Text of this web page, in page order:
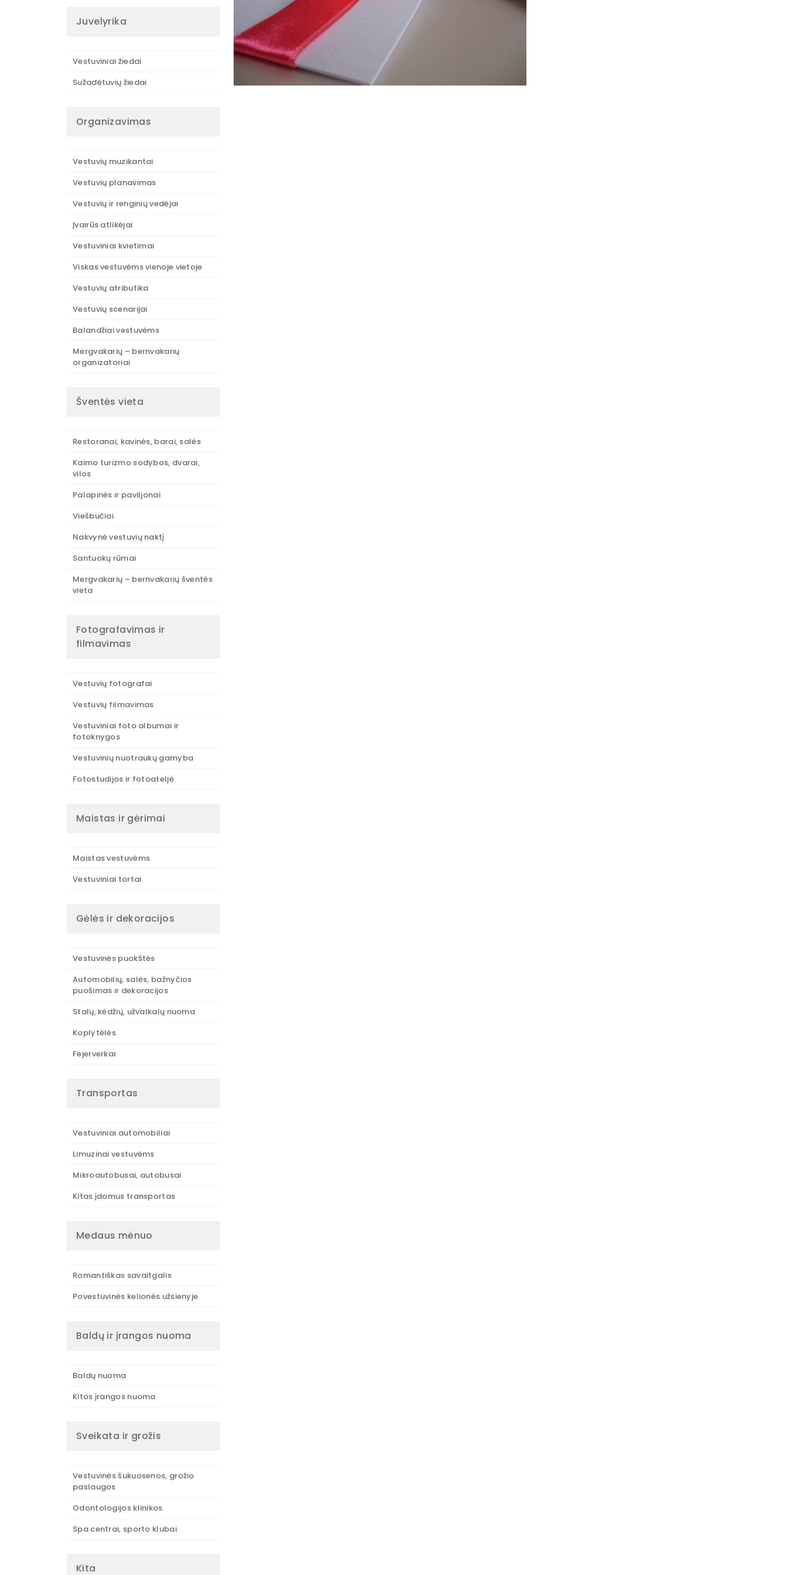
Juvelyrika
Vestuviniai žiedai
Sužadėtuvių žiedai
Organizavimas
Vestuvių muzikantai
Vestuvių planavimas
Vestuvių ir renginių vedėjai
Įvairūs atlikėjai
Vestuviniai kvietimai
Viskas vestuvėms vienoje vietoje
Vestuvių atributika
Vestuvių scenarijai
Balandžiai vestuvėms
Mergvakarių – bernvakarių
organizatoriai
Šventės vieta
Restoranai, kavinės, barai, salės
Kaimo turizmo sodybos, dvarai,
vilos
Palapinės ir paviljonai
Viešbučiai
Nakvynė vestuvių naktį
Santuokų rūmai
Mergvakarių – bernvakarių šventės
vieta
Fotografavimas ir
filmavimas
Vestuvių fotografai
Vestuvių filmavimas
Vestuviniai foto albumai ir
fotoknygos
Vestuvinių nuotraukų gamyba
Fotostudijos ir fotoateljė
Maistas ir gėrimai
Maistas vestuvėms
Vestuviniai tortai
Gėlės ir dekoracijos
Vestuvinės puokštės
Automobilių, salės, bažnyčios
puošimas ir dekoracijos
Stalų, kėdžių, užvalkalų nuoma
Koplytėlės
Fejerverkai
Transportas
Vestuviniai automobiliai
Limuzinai vestuvėms
Mikroautobusai, autobusai
Kitas įdomus transportas
Medaus mėnuo
Romantiškas savaitgalis
Povestuvinės kelionės užsienyje
Baldų ir įrangos nuoma
Baldų nuoma
Kitos įrangos nuoma
Sveikata ir grožis
Vestuvinės šukuosenos, grožio
paslaugos
Odontologijos klinikos
Spa centrai, sporto klubai
Kita